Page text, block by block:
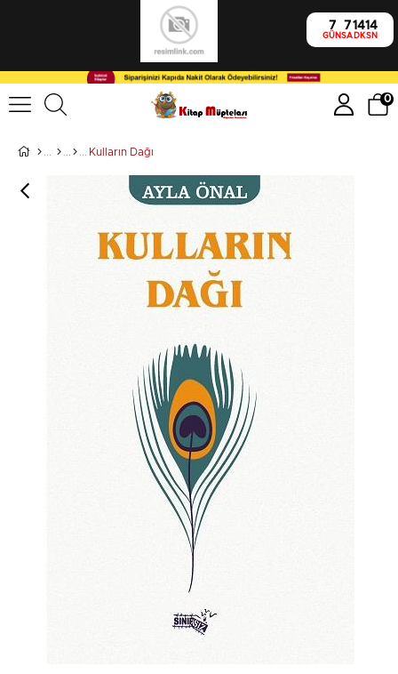
7
GÜN
7
SA
14
DK
14
SN
0
Kulların Dağı